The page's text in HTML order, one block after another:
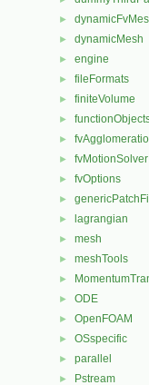
►
► dynamicMesh
► engine
► fileFormats
► finiteVolume
►
►
► fvMotionSolver
► fvOptions
►
► lagrangian
► mesh
► meshTools
►
► ODE
► OpenFOAM
► OSspecific
► parallel
► Pstream